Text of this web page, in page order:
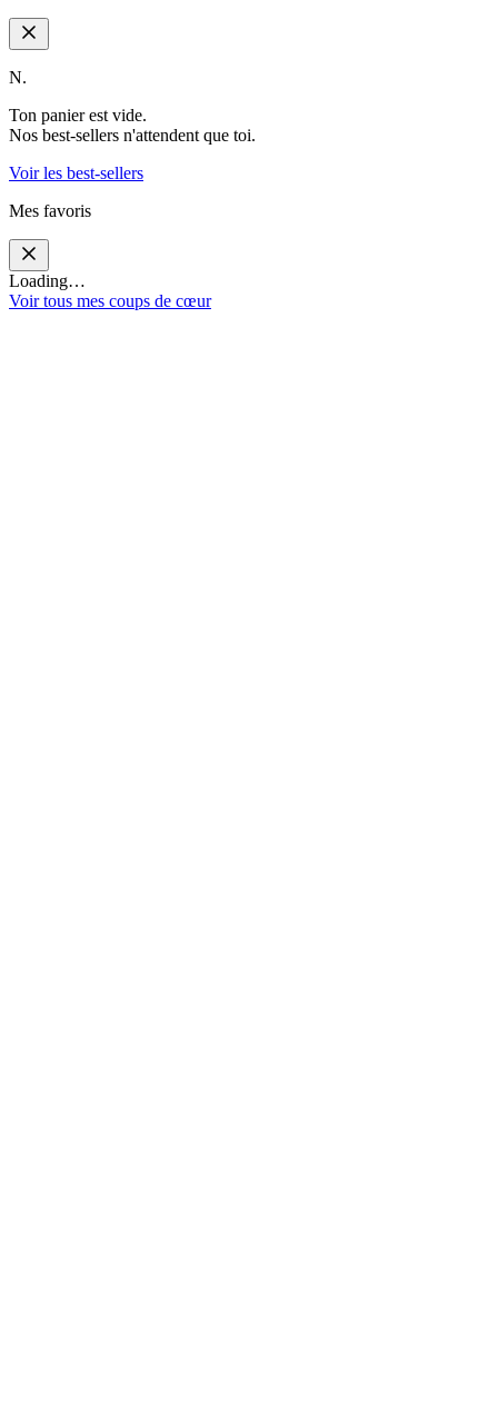
N.
Ton panier est vide.
Nos best-sellers n'attendent que toi.
Voir les best-sellers
Mes favoris
Loading…
Voir tous mes coups de cœur